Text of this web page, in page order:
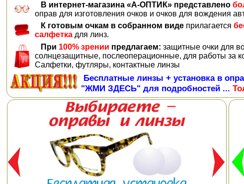
В интернет-магазина «А-ОПТИК» представлено
оправ для изготовления очков и очков для вождения
К готовым очкам в собранном виде прилагается
салфетка для линз.
При 100% зрении предлагаем: защитные очки для
солнцезащитные, послеоперационные, для работы за
Салфетки, футляры, контактные линзы
Бесплатные линзы + установка в
"ЖМИ ЗДЕСЬ" для подробностей ...